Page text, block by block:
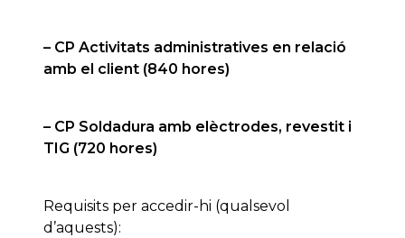
– CP Activitats administratives en relació
amb el client (840 hores)
– CP Soldadura amb elèctrodes, revestit i
TIG (720 hores)
Requisits per accedir-hi (qualsevol
d’aquests):